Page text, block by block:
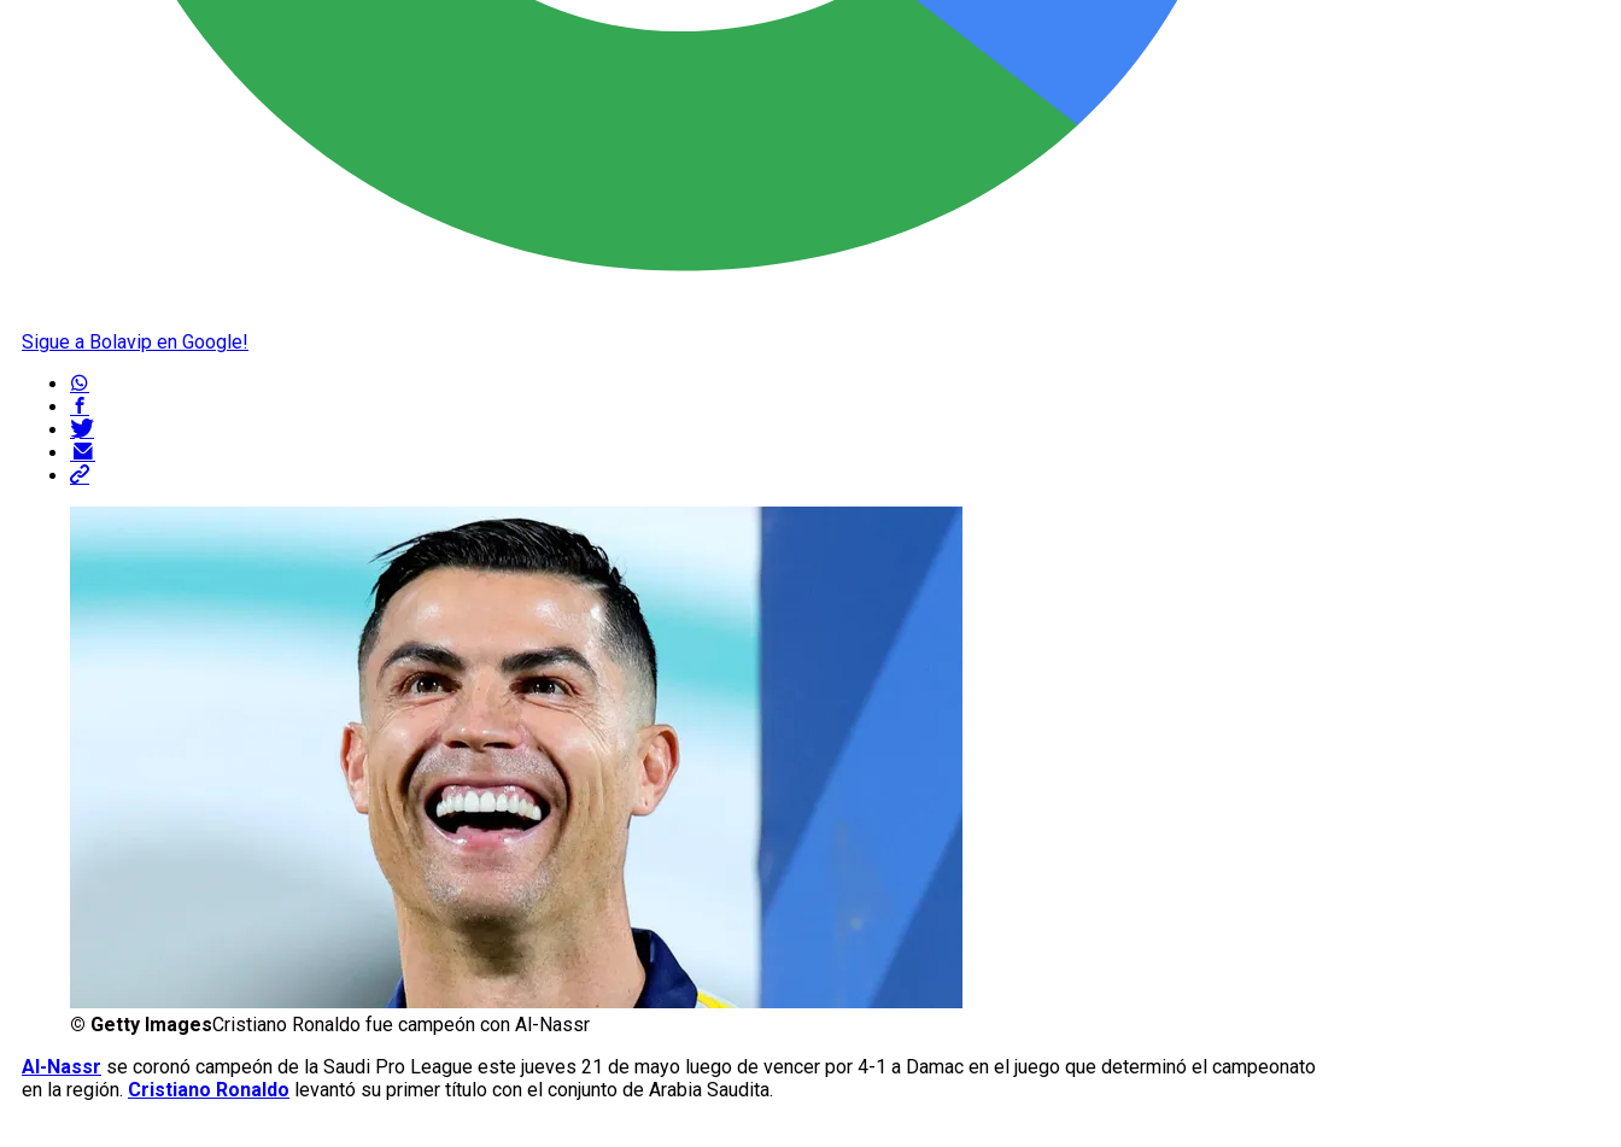
Sigue a Bolavip en Google!
© Getty ImagesCristiano Ronaldo fue campeón con Al-Nassr
Al-Nassr se coronó campeón de la Saudi Pro League este jueves 21 de mayo luego de vencer por 4-1 a Damac en el juego que determinó el campeonato
en la región. Cristiano Ronaldo levantó su primer título con el conjunto de Arabia Saudita.